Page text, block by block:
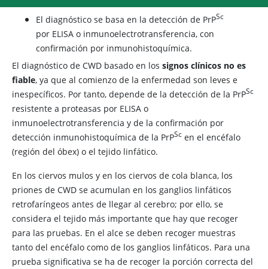
El diagnóstico se basa en la detección de PrP​Sc
por ELISA o inmunoelectrotransferencia, con
confirmación por inmunohistoquímica.
El diagnóstico de CWD basado en los signos clínicos no es
fiable, ya que al comienzo de la enfermedad son leves e
inespecíficos. Por tanto, depende de la detección de la PrP​Sc
resistente a proteasas por ELISA o
inmunoelectrotransferencia y de la confirmación por
detección inmunohistoquímica de la PrP​Sc en el encéfalo
(región del óbex) o el tejido linfático.
En los ciervos mulos y en los ciervos de cola blanca, los
priones de CWD se acumulan en los ganglios linfáticos
retrofaríngeos antes de llegar al cerebro; por ello, se
considera el tejido más importante que hay que recoger
para las pruebas. En el alce se deben recoger muestras
tanto del encéfalo como de los ganglios linfáticos. Para una
prueba significativa se ha de recoger la porción correcta del